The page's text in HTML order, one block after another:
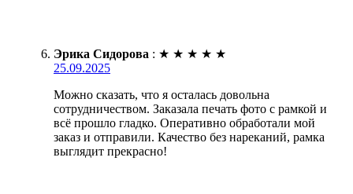
Эрика Сидорова : ★ ★ ★ ★ ★
25.09.2025
Можно сказать, что я осталась довольна
сотрудничеством. Заказала печать фото с рамкой и
всё прошло гладко. Оперативно обработали мой
заказ и отправили. Качество без нареканий, рамка
выглядит прекрасно!